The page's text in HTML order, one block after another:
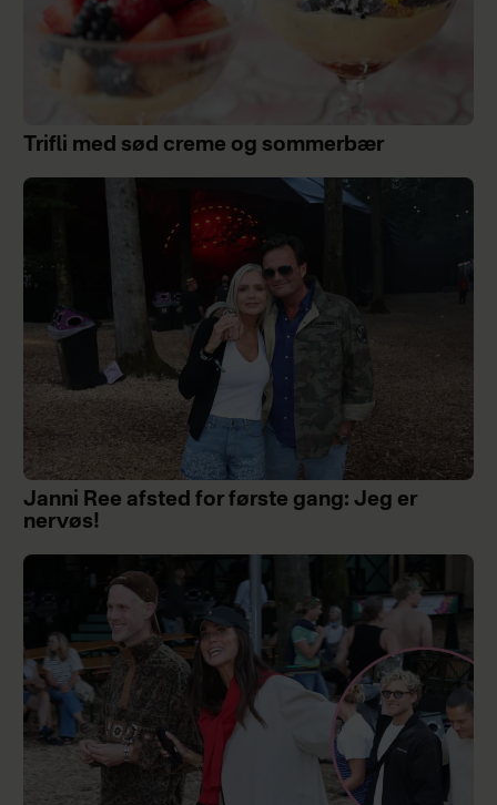
Trifli med sød creme og sommerbær
Janni Ree afsted for første gang: Jeg er
nervøs!